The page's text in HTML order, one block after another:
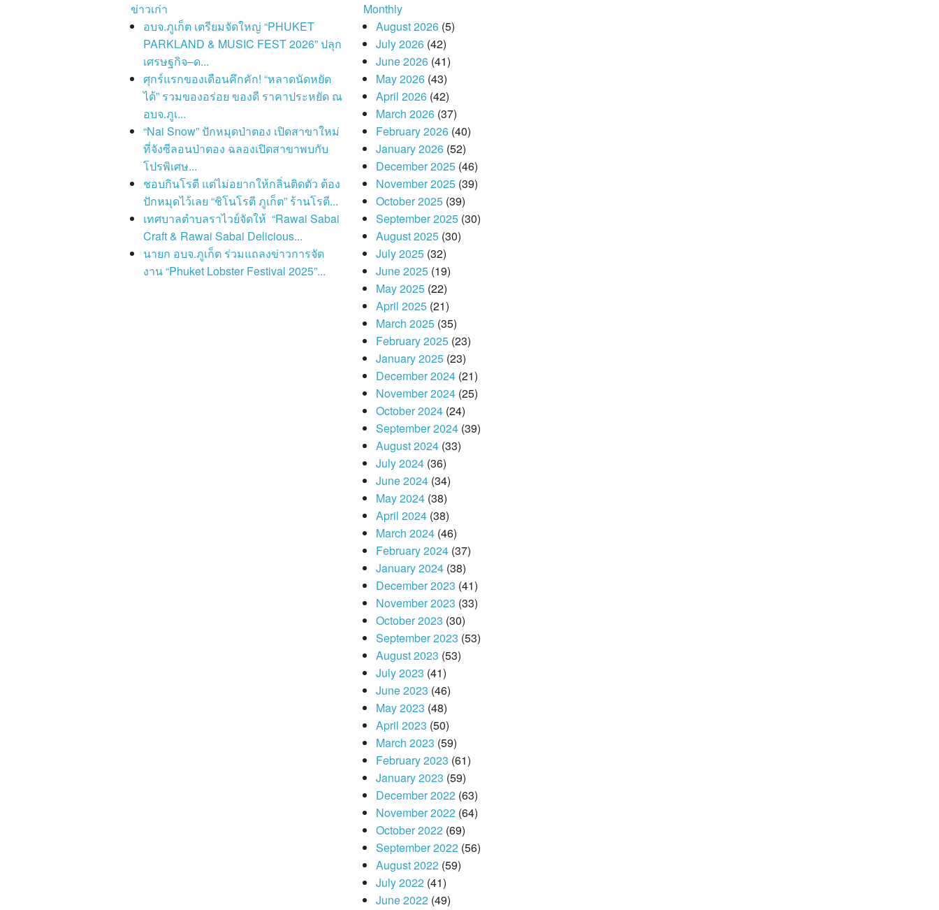
ข่าวเก่า
อบจ.ภูเก็ต เตรียมจัดใหญ่ “PHUKET
PARKLAND & MUSIC FEST 2026” ปลุก
เศรษฐกิจ–ด...
ศุกร์แรกของเดือนคึกคัก! “หลาดนัดหยัด
ได้” รวมของอร่อย ของดี ราคาประหยัด ณ
อบจ.ภูเ...
“Nai Snow” ปักหมุดป่าตอง เปิดสาขาใหม่
ที่จังซีลอนป่าตอง ฉลองเปิดสาขาพบกับ
โปรพิเศษ...
ชอบกินโรตี แต่ไม่อยากให้กลิ่นติดตัว ต้อง
ปักหมุดไว้เลย “ชิโนโรตี ภูเก็ต” ร้านโรตี...
เทศบาลตำบลราไวย์จัดให้ “Rawai Sabai
Craft & Rawai Sabai Delicious...
นายก อบจ.ภูเก็ต ร่วมแถลงข่าวการจัด
งาน “Phuket Lobster Festival 2025”...
Monthly
August 2026(5)
July 2026(42)
June 2026(41)
May 2026(43)
April 2026(42)
March 2026(37)
February 2026(40)
January 2026(52)
December 2025(46)
November 2025(39)
October 2025(39)
September 2025(30)
August 2025(30)
July 2025(32)
June 2025(19)
May 2025(22)
April 2025(21)
March 2025(35)
February 2025(23)
January 2025(23)
December 2024(21)
November 2024(25)
October 2024(24)
September 2024(39)
August 2024(33)
July 2024(36)
June 2024(34)
May 2024(38)
April 2024(38)
March 2024(46)
February 2024(37)
January 2024(38)
December 2023 (41)
November 2023 (33)
October 2023 (30)
September 2023 (53)
August 2023 (53)
July 2023 (41)
June 2023 (46)
May 2023 (48)
April 2023 (50)
March 2023 (59)
February 2023 (61)
January 2023 (59)
December 2022(63)
November 2022(64)
October 2022(69)
September 2022(56)
August 2022(59)
July 2022(41)
June 2022(49)